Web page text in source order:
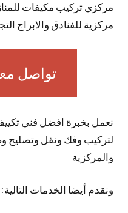
مركزي تركيب مكيفات
مركزية للفنادق والابراج
تواصل معنا
نعمل بخبرة افضل فني
لتركيب وفك ونقل وتصليح
والمركزية
ونقدم أيضا الخدمات التالية: